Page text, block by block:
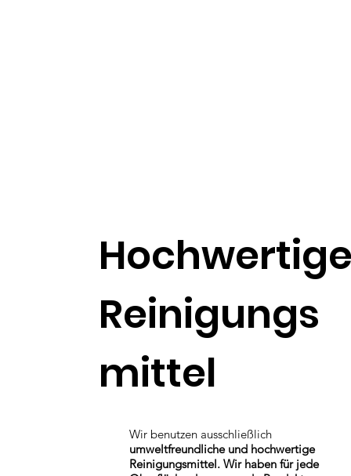
Reinigungs
mittel
Wir benutzen ausschließlich
umweltfreundliche und hochwertige
Reinigungsmittel. Wir haben für jede